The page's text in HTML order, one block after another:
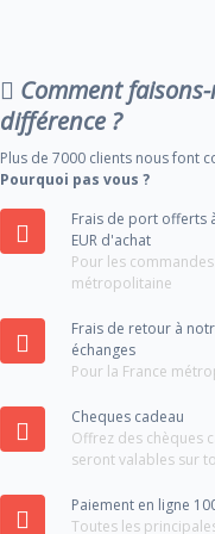
Comment
différence ?
Plus de 7000 clients nous font
Pourquoi pas vous ?
Frais de port offerts
EUR d'achat
Pour les
métropolitaine
Frais de retour à
échanges
Pour la France
Cheques cadeau
Offrez des chèques
seront valables sur
Paiement en ligne
Toutes les